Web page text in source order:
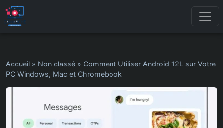
Accueil » Non classé » Comment Utiliser Android 12L sur Votre
PC Windows, Mac et Chromebook